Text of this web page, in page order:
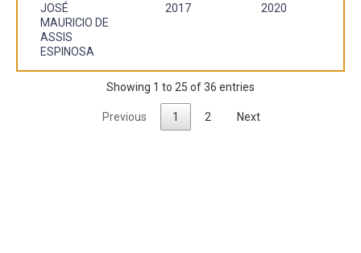
JOSÉ
MAURICIO DE
ASSIS
ESPINOSA
2017 2020
Showing 1 to 25 of 36 entries
Previous 1 2 Next